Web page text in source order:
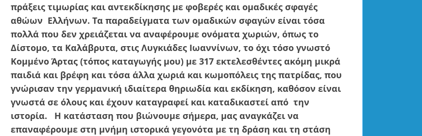
πράξεις τιμωρίας και αντεκδίκησης με φοβερές και ομαδικές σφαγές
αθώων Ελλήνων. Τα παραδείγματα των ομαδικών σφαγών είναι τόσα
πολλά που δεν χρειάζεται να αναφέρουμε ονόματα χωριών, όπως το
Δίστομο, τα Καλάβρυτα, στις Λυγκιάδες Ιωαννίνων, το όχι τόσο γνωστό
Κομμένο Άρτας (τόπος καταγωγής μου) με 317 εκτελεσθέντες ακόμη μικρά
παιδιά και βρέφη και τόσα άλλα χωριά και κωμοπόλεις της πατρίδας, που
γνώρισαν την γερμανική ιδιαίτερα θηριωδία και εκδίκηση, καθόσον είναι
γνωστά σε όλους και έχουν καταγραφεί και καταδικαστεί από την
ιστορία.
Η κατάσταση που βιώνουμε σήμερα, μας αναγκάζει να
επαναφέρουμε στη μνήμη ιστορικά γεγονότα με τη δράση και τη στάση